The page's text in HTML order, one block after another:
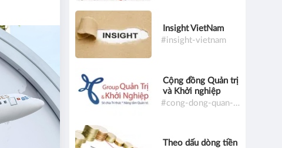
Insight VietNam
#insight-vietnam
Cộng đồng Quản trị
và Khởi nghiệp
#cong-dong-quan-tri-va-khoi-nghiep
Theo dấu dòng tiền